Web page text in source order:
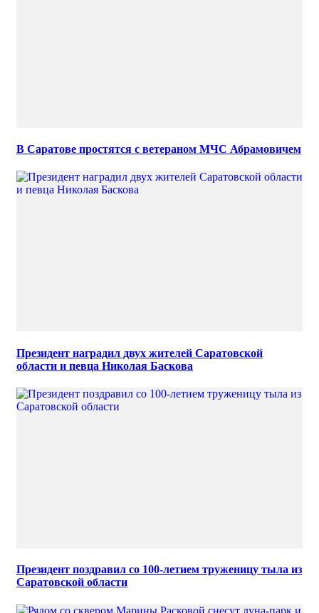
В Саратове простятся с ветераном МЧС Абрамовичем
Президент наградил двух жителей Саратовской
области и певца Николая Баскова
Президент поздравил со 100-летием труженицу тыла из
Саратовской области